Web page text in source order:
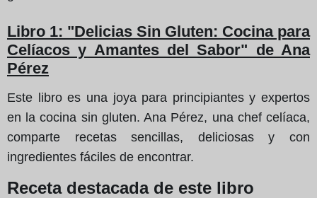
Libro 1: "Delicias Sin Gluten: Cocina para
Celíacos y Amantes del Sabor" de Ana
Pérez
Este libro es una joya para principiantes y expertos
en la cocina sin gluten. Ana Pérez, una chef celíaca,
comparte recetas sencillas, deliciosas y con
ingredientes fáciles de encontrar.
Receta destacada de este libro